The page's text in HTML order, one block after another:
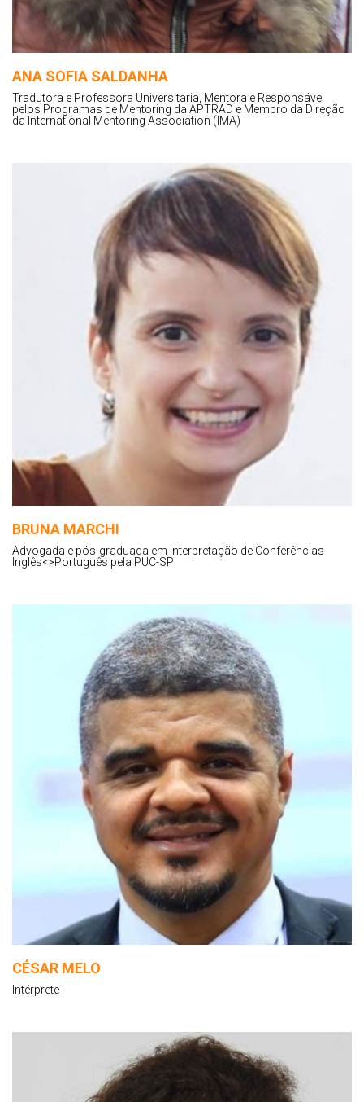
ANA SOFIA SALDANHA
Tradutora e Professora Universitária, Mentora e Responsável
pelos Programas de Mentoring da APTRAD e Membro da Direção
da International Mentoring Association (IMA)
BRUNA MARCHI
Advogada e pós-graduada em Interpretação de Conferências
Inglês<>Português pela PUC-SP
CÉSAR MELO
Intérprete